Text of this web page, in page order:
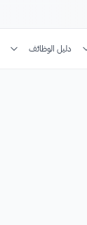
دليل الوظائف